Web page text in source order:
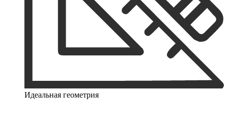
Идеальная геометрия